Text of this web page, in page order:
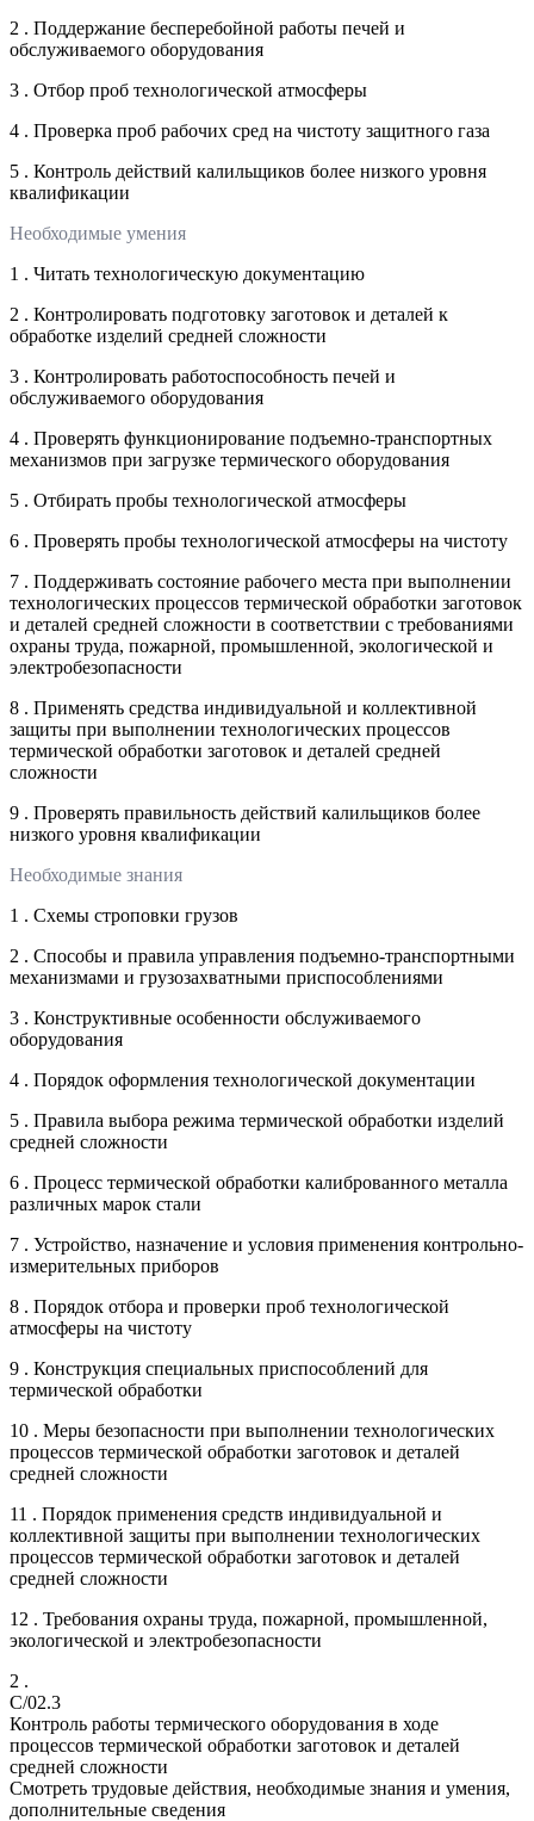
2 . Поддержание бесперебойной работы печей и
обслуживаемого оборудования
3 . Отбор проб технологической атмосферы
4 . Проверка проб рабочих сред на чистоту защитного газа
5 . Контроль действий калильщиков более низкого уровня
квалификации
Необходимые умения
1 . Читать технологическую документацию
2 . Контролировать подготовку заготовок и деталей к
обработке изделий средней сложности
3 . Контролировать работоспособность печей и
обслуживаемого оборудования
4 . Проверять функционирование подъемно-транспортных
механизмов при загрузке термического оборудования
5 . Отбирать пробы технологической атмосферы
6 . Проверять пробы технологической атмосферы на чистоту
7 . Поддерживать состояние рабочего места при выполнении
технологических процессов термической обработки заготовок
и деталей средней сложности в соответствии с требованиями
охраны труда, пожарной, промышленной, экологической и
электробезопасности
8 . Применять средства индивидуальной и коллективной
защиты при выполнении технологических процессов
термической обработки заготовок и деталей средней
сложности
9 . Проверять правильность действий калильщиков более
низкого уровня квалификации
Необходимые знания
1 . Схемы строповки грузов
2 . Способы и правила управления подъемно-транспортными
механизмами и грузозахватными приспособлениями
3 . Конструктивные особенности обслуживаемого
оборудования
4 . Порядок оформления технологической документации
5 . Правила выбора режима термической обработки изделий
средней сложности
6 . Процесс термической обработки калиброванного металла
различных марок стали
7 . Устройство, назначение и условия применения контрольно-
измерительных приборов
8 . Порядок отбора и проверки проб технологической
атмосферы на чистоту
9 . Конструкция специальных приспособлений для
термической обработки
10 . Меры безопасности при выполнении технологических
процессов термической обработки заготовок и деталей
средней сложности
11 . Порядок применения средств индивидуальной и
коллективной защиты при выполнении технологических
процессов термической обработки заготовок и деталей
средней сложности
12 . Требования охраны труда, пожарной, промышленной,
экологической и электробезопасности
2 .
C/02.3
Контроль работы термического оборудования в ходе
процессов термической обработки заготовок и деталей
средней сложности
Смотреть трудовые действия, необходимые знания и умения,
дополнительные сведения